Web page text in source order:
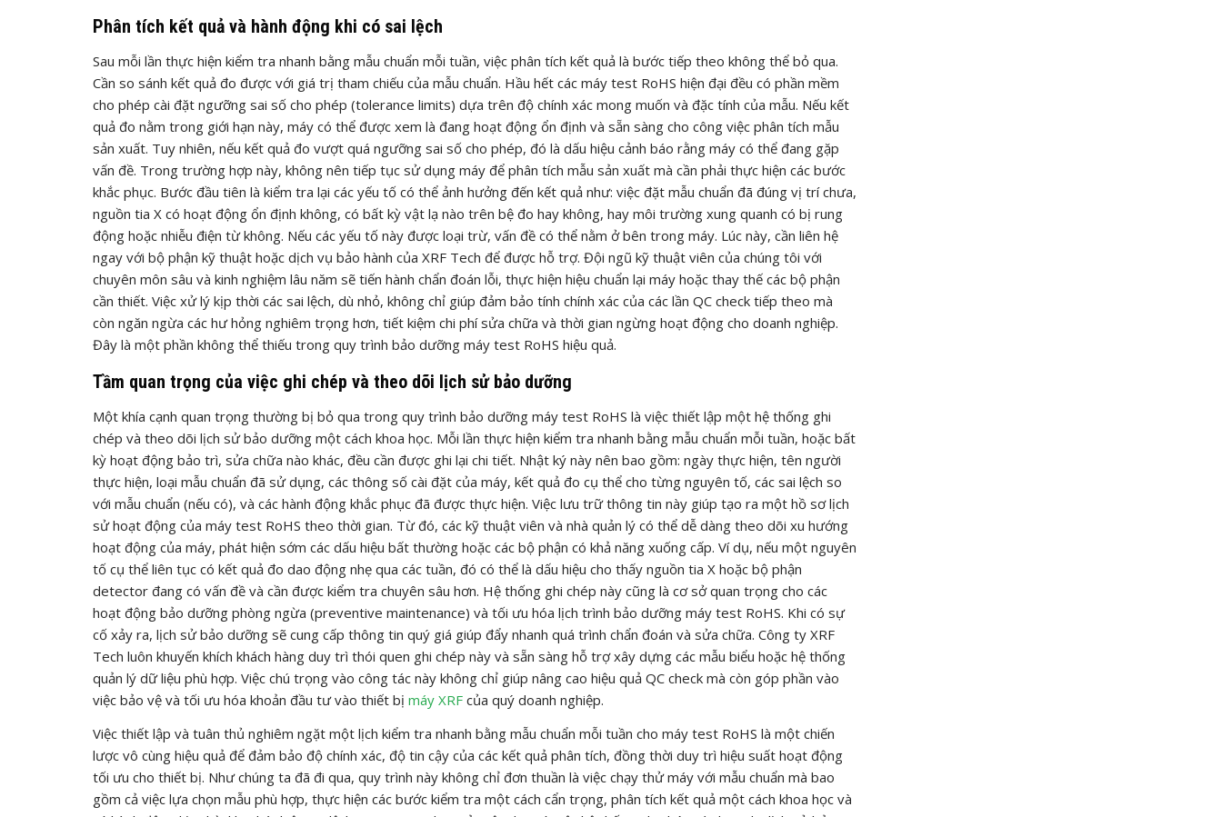
Phân tích kết quả và hành động khi có sai lệch
Sau mỗi lần thực hiện kiểm tra nhanh bằng mẫu chuẩn mỗi tuần, việc phân tích kết quả là bước tiếp theo không thể bỏ qua.
Cần so sánh kết quả đo được với giá trị tham chiếu của mẫu chuẩn. Hầu hết các máy test RoHS hiện đại đều có phần mềm
cho phép cài đặt ngưỡng sai số cho phép (tolerance limits) dựa trên độ chính xác mong muốn và đặc tính của mẫu. Nếu kết
quả đo nằm trong giới hạn này, máy có thể được xem là đang hoạt động ổn định và sẵn sàng cho công việc phân tích mẫu
sản xuất. Tuy nhiên, nếu kết quả đo vượt quá ngưỡng sai số cho phép, đó là dấu hiệu cảnh báo rằng máy có thể đang gặp
vấn đề. Trong trường hợp này, không nên tiếp tục sử dụng máy để phân tích mẫu sản xuất mà cần phải thực hiện các bước
khắc phục. Bước đầu tiên là kiểm tra lại các yếu tố có thể ảnh hưởng đến kết quả như: việc đặt mẫu chuẩn đã đúng vị trí chưa,
nguồn tia X có hoạt động ổn định không, có bất kỳ vật lạ nào trên bệ đo hay không, hay môi trường xung quanh có bị rung
động hoặc nhiễu điện từ không. Nếu các yếu tố này được loại trừ, vấn đề có thể nằm ở bên trong máy. Lúc này, cần liên hệ
ngay với bộ phận kỹ thuật hoặc dịch vụ bảo hành của XRF Tech để được hỗ trợ. Đội ngũ kỹ thuật viên của chúng tôi với
chuyên môn sâu và kinh nghiệm lâu năm sẽ tiến hành chẩn đoán lỗi, thực hiện hiệu chuẩn lại máy hoặc thay thế các bộ phận
cần thiết. Việc xử lý kịp thời các sai lệch, dù nhỏ, không chỉ giúp đảm bảo tính chính xác của các lần QC check tiếp theo mà
còn ngăn ngừa các hư hỏng nghiêm trọng hơn, tiết kiệm chi phí sửa chữa và thời gian ngừng hoạt động cho doanh nghiệp.
Đây là một phần không thể thiếu trong quy trình bảo dưỡng máy test RoHS hiệu quả.
Tầm quan trọng của việc ghi chép và theo dõi lịch sử bảo dưỡng
Một khía cạnh quan trọng thường bị bỏ qua trong quy trình bảo dưỡng máy test RoHS là việc thiết lập một hệ thống ghi
chép và theo dõi lịch sử bảo dưỡng một cách khoa học. Mỗi lần thực hiện kiểm tra nhanh bằng mẫu chuẩn mỗi tuần, hoặc bất
kỳ hoạt động bảo trì, sửa chữa nào khác, đều cần được ghi lại chi tiết. Nhật ký này nên bao gồm: ngày thực hiện, tên người
thực hiện, loại mẫu chuẩn đã sử dụng, các thông số cài đặt của máy, kết quả đo cụ thể cho từng nguyên tố, các sai lệch so
với mẫu chuẩn (nếu có), và các hành động khắc phục đã được thực hiện. Việc lưu trữ thông tin này giúp tạo ra một hồ sơ lịch
sử hoạt động của máy test RoHS theo thời gian. Từ đó, các kỹ thuật viên và nhà quản lý có thể dễ dàng theo dõi xu hướng
hoạt động của máy, phát hiện sớm các dấu hiệu bất thường hoặc các bộ phận có khả năng xuống cấp. Ví dụ, nếu một nguyên
tố cụ thể liên tục có kết quả đo dao động nhẹ qua các tuần, đó có thể là dấu hiệu cho thấy nguồn tia X hoặc bộ phận
detector đang có vấn đề và cần được kiểm tra chuyên sâu hơn. Hệ thống ghi chép này cũng là cơ sở quan trọng cho các
hoạt động bảo dưỡng phòng ngừa (preventive maintenance) và tối ưu hóa lịch trình bảo dưỡng máy test RoHS. Khi có sự
cố xảy ra, lịch sử bảo dưỡng sẽ cung cấp thông tin quý giá giúp đẩy nhanh quá trình chẩn đoán và sửa chữa. Công ty XRF
Tech luôn khuyến khích khách hàng duy trì thói quen ghi chép này và sẵn sàng hỗ trợ xây dựng các mẫu biểu hoặc hệ thống
quản lý dữ liệu phù hợp. Việc chú trọng vào công tác này không chỉ giúp nâng cao hiệu quả QC check mà còn góp phần vào
việc bảo vệ và tối ưu hóa khoản đầu tư vào thiết bị máy XRF của quý doanh nghiệp.
Việc thiết lập và tuân thủ nghiêm ngặt một lịch kiểm tra nhanh bằng mẫu chuẩn mỗi tuần cho máy test RoHS là một chiến
lược vô cùng hiệu quả để đảm bảo độ chính xác, độ tin cậy của các kết quả phân tích, đồng thời duy trì hiệu suất hoạt động
tối ưu cho thiết bị. Như chúng ta đã đi qua, quy trình này không chỉ đơn thuần là việc chạy thử máy với mẫu chuẩn mà bao
gồm cả việc lựa chọn mẫu phù hợp, thực hiện các bước kiểm tra một cách cẩn trọng, phân tích kết quả một cách khoa học và